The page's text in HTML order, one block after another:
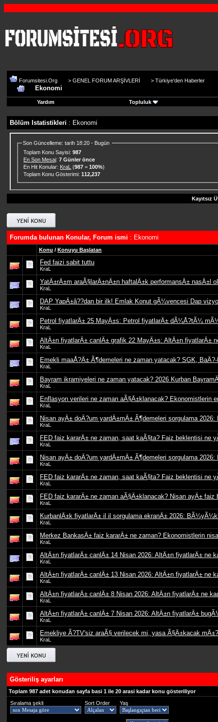
Forumsitesi.Org > GENEL FORUM ARŞİVLERİ > Türkiye'den Haberler
Ekonomi
Yardım Topluluk
Bölüm Istatistikleri : Ekonomi
Son Güncelleme: tarih 18:20 - Bugün
Toplam Konu Sayisi:987
En Son Mesaj:7 Günler önce
En Hit Konular: KraL (987 =100%)
Toplam Konu Gösterimi:112,237
Kayıtsız
Forumda bulunan Konular, Forum ismi : Ekonomi
Konu / Konuyu Başlatan
Fed faizi sabit tuttu
KraL
YatÄ±rÄ±m araÃ§larÄ±nÄ±n haftalÄ±k performansÄ± nasÄ±l
KraL
DAP YapÄ±â??dan bir ilk! Emlak Konut gÃ¼vencesi Dap
KraL
Petrol fiyatlarÄ± 25 MayÄ±s: Petrol fiyatlarÄ± dÃ¼Å?tÃ¼
KraL
AltÄ±n fiyatlarÄ± canlÄ± grafik 22 MayÄ±s: AltÄ±n
KraL
Emekli maaÅ?Ä± Ã¶demeleri ne zaman yatacak? SGK,
KraL
Bayram ikramiyeleri ne zaman yatacak? 2026 Kurban
KraL
Enflasyon verileri ne zaman aÃ§Ä±klanacak? Ekonomistlerin
KraL
Nisan ayÄ± doÄ?um yardÄ±mÄ± Ã¶demeleri sorgulama
KraL
FED faiz kararÄ± ne zaman, saat kaÃ§ta? Faiz beklentisi ne
KraL
Nisan ayÄ± doÄ?um yardÄ±mÄ± Ã¶demeleri sorgulama
KraL
FED faiz kararÄ± ne zaman, saat kaÃ§ta? Faiz beklentisi ne
KraL
FED faiz kararÄ± ne zaman aÃ§Ä±klanacak? Nisan ayÄ± faiz
KraL
KurbanlÄ±k fiyatlarÄ± il il sorgulama ekranÄ± 2026:
KraL
Merkez BankasÄ± faiz kararÄ± ne zaman? Ekonomistlerin
KraL
AltÄ±n fiyatlarÄ± canlÄ± 14 Nisan 2026: AltÄ±n fiyatlarÄ± ne
KraL
AltÄ±n fiyatlarÄ± canlÄ± 13 Nisan 2026: AltÄ±n fiyatlarÄ± ne
KraL
AltÄ±n fiyatlarÄ± canlÄ± 8 Nisan 2026: AltÄ±n fiyatlarÄ± ne
KraL
AltÄ±n fiyatlarÄ± canlÄ± 7 Nisan 2026: AltÄ±n fiyatlarÄ±
KraL
Emekliye Ã?TV'siz araÃ§ verilecek mi, yasa Ã§Ä±kacak
KraL
Gösteriliş ayarları
Toplam 987 adet konudan sayfa basi 1 ile 20 arasi kadar konu gösteriliyor
Sıralama şekli
Sort Order Yaş